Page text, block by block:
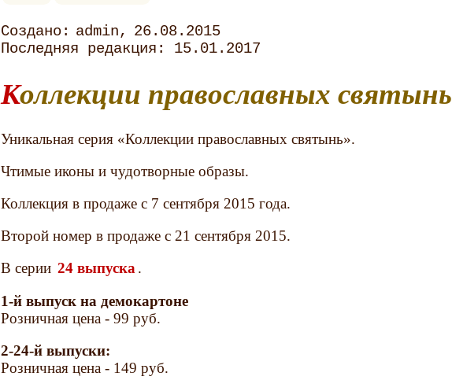
admin
26.08.2015
15.01.2017
Коллекции православных святынь
Уникальная серия «Коллекции православных святынь».
Чтимые иконы и чудотворные образы.
Коллекция в продаже с 7 сентября 2015 года.
Второй номер в продаже с 21 сентября 2015.
В серии 24 выпуска .
1-й выпуск на демокартоне
Розничная цена - 99 руб.
2-24-й выпуски:
Розничная цена - 149 руб.